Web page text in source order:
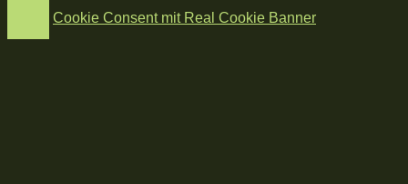
Cookie Consent mit Real Cookie Banner